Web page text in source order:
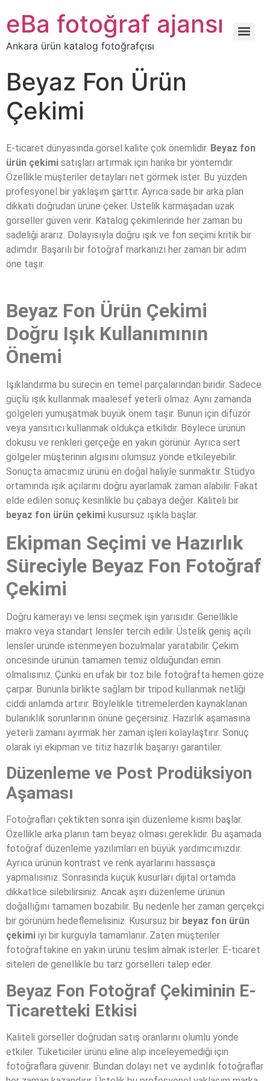
eBa fotoğraf ajansı
Ankara ürün katalog fotoğrafçısı
Beyaz Fon Ürün
Çekimi
E-ticaret dünyasında görsel kalite çok önemlidir. Beyaz fon
ürün çekimi satışları artırmak için harika bir yöntemdir.
Özellikle müşteriler detayları net görmek ister. Bu yüzden
profesyonel bir yaklaşım şarttır. Ayrıca sade bir arka plan
dikkati doğrudan ürüne çeker. Üstelik karmaşadan uzak
görseller güven verir. Katalog çekimlerinde her zaman bu
sadeliği ararız. Dolayısıyla doğru ışık ve fon seçimi kritik bir
adımdır. Başarılı bir fotoğraf markanızı her zaman bir adım
öne taşır.
Beyaz Fon Ürün Çekimi
Doğru Işık Kullanımının
Önemi
Işıklandırma bu sürecin en temel parçalarından biridir. Sadece
güçlü ışık kullanmak maalesef yeterli olmaz. Aynı zamanda
gölgeleri yumuşatmak büyük önem taşır. Bunun için difüzör
veya yansıtıcı kullanmak oldukça etkilidir. Böylece ürünün
dokusu ve renkleri gerçeğe en yakın görünür. Ayrıca sert
gölgeler müşterinin algısını olumsuz yönde etkileyebilir.
Sonuçta amacımız ürünü en doğal haliyle sunmaktır. Stüdyo
ortamında ışık açılarını doğru ayarlamak zaman alabilir. Fakat
elde edilen sonuç kesinlikle bu çabaya değer. Kaliteli bir
beyaz fon ürün çekimi kusursuz ışıkla başlar.
Ekipman Seçimi ve Hazırlık
Süreciyle Beyaz Fon Fotoğraf
Çekimi
Doğru kamerayı ve lensi seçmek işin yarısıdır. Genellikle
makro veya standart lensler tercih edilir. Üstelik geniş açılı
lensler üründe istenmeyen bozulmalar yaratabilir. Çekim
öncesinde ürünün tamamen temiz olduğundan emin
olmalısınız. Çünkü en ufak bir toz bile fotoğrafta hemen göze
çarpar. Bununla birlikte sağlam bir tripod kullanmak netliği
ciddi anlamda artırır. Böylelikle titremelerden kaynaklanan
bulanıklık sorunlarının önüne geçersiniz. Hazırlık aşamasına
yeterli zamanı ayırmak her zaman işleri kolaylaştırır. Sonuç
olarak iyi ekipman ve titiz hazırlık başarıyı garantiler.
Düzenleme ve Post Prodüksiyon
Aşaması
Fotoğrafları çektikten sonra işin düzenleme kısmı başlar.
Özellikle arka planın tam beyaz olması gereklidir. Bu aşamada
fotoğraf düzenleme yazılımları en büyük yardımcımızdır.
Ayrıca ürünün kontrast ve renk ayarlarını hassasça
yapmalısınız. Sonrasında küçük kusurları dijital ortamda
dikkatlice silebilirsiniz. Ancak aşırı düzenleme ürünün
doğallığını tamamen bozabilir. Bu nedenle her zaman gerçekçi
bir görünüm hedeflemelisiniz. Kusursuz bir beyaz fon ürün
çekimi iyi bir kurguyla tamamlanır. Zaten müşteriler
fotoğraftakine en yakın ürünü teslim almak isterler. E-ticaret
siteleri de genellikle bu tarz görselleri talep eder.
Beyaz Fon Fotoğraf Çekiminin E-
Ticaretteki Etkisi
Kaliteli görseller doğrudan satış oranlarını olumlu yönde
etkiler. Tüketiciler ürünü eline alıp inceleyemediği için
fotoğraflara güvenir. Bundan dolayı net ve aydınlık fotoğraflar